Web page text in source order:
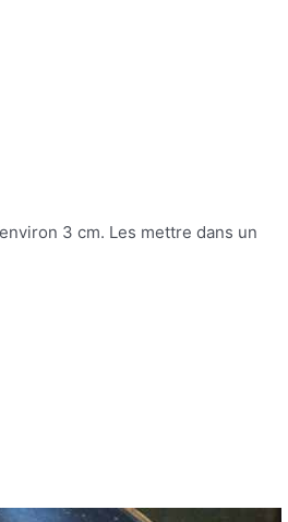
3 cm. Les mettre dans un